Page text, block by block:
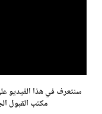
سنتعرف في هذا الفيديو
مكتب القبول